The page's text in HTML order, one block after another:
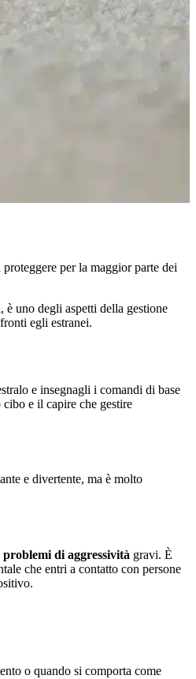
per la maggior parte dei
è uno degli aspetti della gestione
egli estranei.
e insegnagli i comandi di base
e il capire che gestire
e divertente, ma è molto
problemi di aggressività gravi. È
che entri a contatto con persone
o quando si comporta come